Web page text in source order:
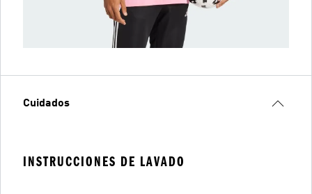
Cuidados
INSTRUCCIONES DE LAVADO